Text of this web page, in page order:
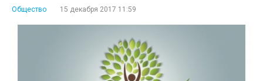
Общество 15 декабря 2017 11:59